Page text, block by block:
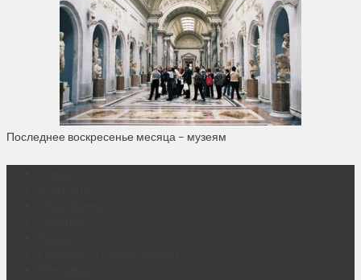
Последнее воскресенье месяца – музеям